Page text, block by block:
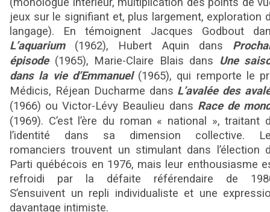
jeux sur le signifiant et, plus largement, exploration
langage). En témoignent Jacques Godbout
L’aquarium(1962), Hubert Aquin dans
épisode(1965), Marie-Claire Blais dans Une
dans la vie d’Emmanuel(1965), qui remporte le
Médicis, Réjean Ducharme dans L’avalée des
(1966) ou Victor-Lévy Beaulieu dans Race de
(1969). C’est l’ère du roman « national », traitant
l’identité dans sa dimension collective.
romanciers trouvent un stimulant dans l’élection
Parti québécois en 1976, mais leur enthousiasme
refroidi par la défaite référendaire de
S’ensuivent un repli individualiste et une
davantage intimiste.